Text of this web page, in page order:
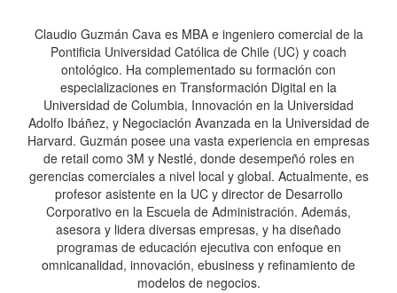
Claudio Guzmán Cava es MBA e ingeniero comercial de la
Pontificia Universidad Católica de Chile (UC) y coach
ontológico. Ha complementado su formación con
especializaciones en Transformación Digital en la
Universidad de Columbia, Innovación en la Universidad
Adolfo Ibáñez, y Negociación Avanzada en la Universidad de
Harvard. Guzmán posee una vasta experiencia en empresas
de retail como 3M y Nestlé, donde desempeñó roles en
gerencias comerciales a nivel local y global. Actualmente, es
profesor asistente en la UC y director de Desarrollo
Corporativo en la Escuela de Administración. Además,
asesora y lidera diversas empresas, y ha diseñado
programas de educación ejecutiva con enfoque en
omnicanalidad, innovación, ebusiness y refinamiento de
modelos de negocios.